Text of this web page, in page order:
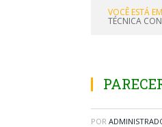
VOCÊ ESTÁ
TÉCNICA
POR